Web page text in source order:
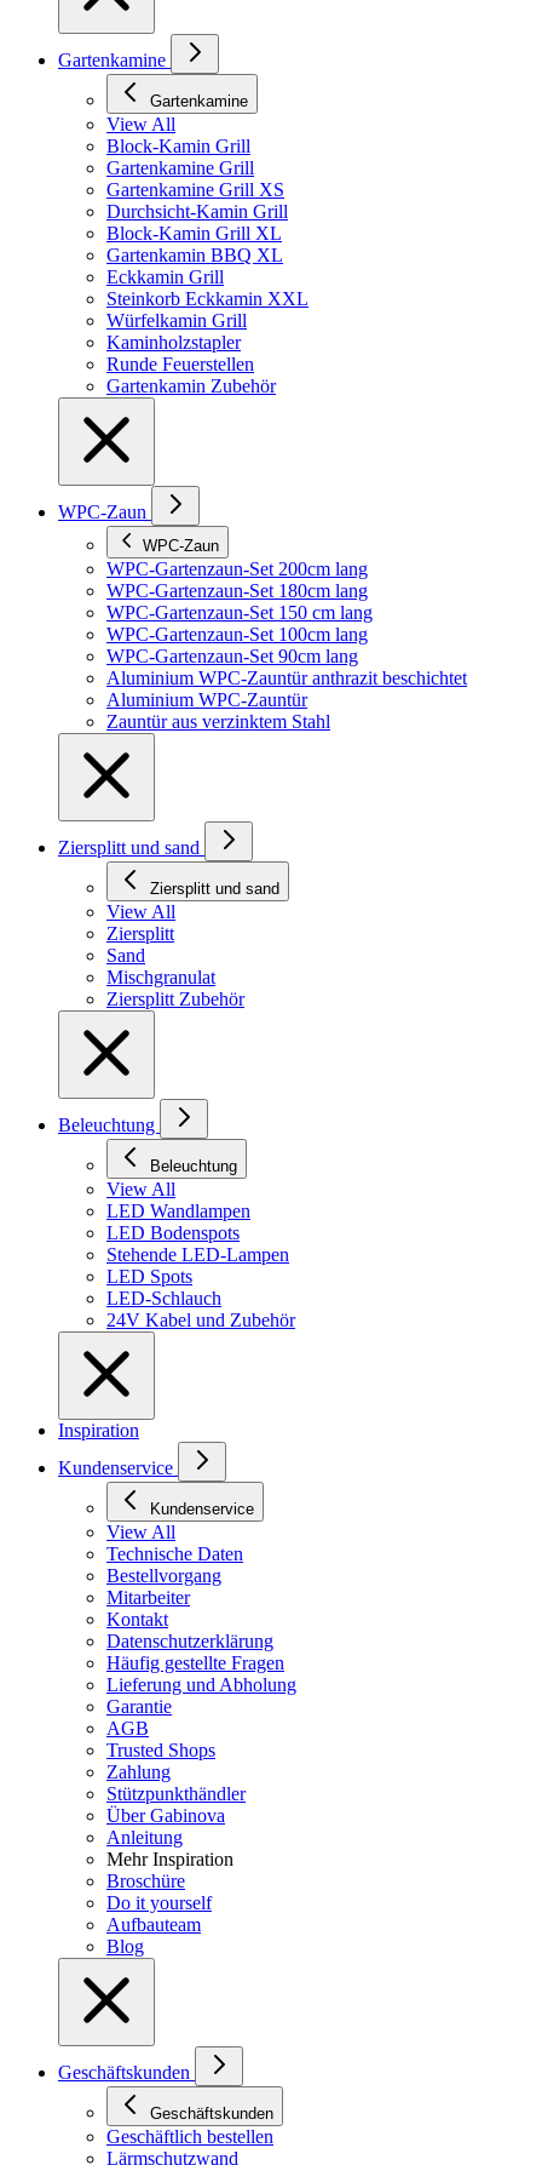
Gartenkamine
Gartenkamine
View All
Block-Kamin Grill
Gartenkamine Grill
Gartenkamine Grill XS
Durchsicht-Kamin Grill
Block-Kamin Grill XL
Gartenkamin BBQ XL
Eckkamin Grill
Steinkorb Eckkamin XXL
Würfelkamin Grill
Kaminholzstapler
Runde Feuerstellen
Gartenkamin Zubehör
WPC-Zaun
WPC-Zaun
WPC-Gartenzaun-Set 200cm lang
WPC-Gartenzaun-Set 180cm lang
WPC-Gartenzaun-Set 150 cm lang
WPC-Gartenzaun-Set 100cm lang
WPC-Gartenzaun-Set 90cm lang
Aluminium WPC-Zauntür anthrazit beschichtet
Aluminium WPC-Zauntür
Zauntür aus verzinktem Stahl
Ziersplitt und sand
Ziersplitt und sand
View All
Ziersplitt
Sand
Mischgranulat
Ziersplitt Zubehör
Beleuchtung
Beleuchtung
View All
LED Wandlampen
LED Bodenspots
Stehende LED-Lampen
LED Spots
LED-Schlauch
24V Kabel und Zubehör
Inspiration
Kundenservice
Kundenservice
View All
Technische Daten
Bestellvorgang
Mitarbeiter
Kontakt
Datenschutzerklärung
Häufig gestellte Fragen
Lieferung und Abholung
Garantie
AGB
Trusted Shops
Zahlung
Stützpunkthändler
Über Gabinova
Anleitung
Mehr Inspiration
Broschüre
Do it yourself
Aufbauteam
Blog
Geschäftskunden
Geschäftskunden
Geschäftlich bestellen
Lärmschutzwand